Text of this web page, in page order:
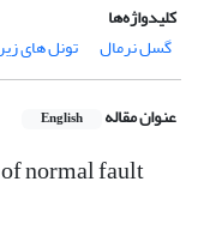
کلیدواژه‌ها
گسل نرمال
تونل های
عنوان مقاله English
normal fault